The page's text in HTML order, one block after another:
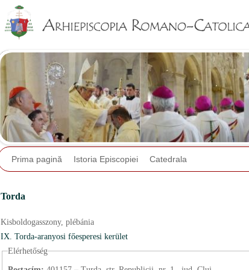
Prima pagină Istoria Episcopiei Catedrala
Torda
Kisboldogasszony, plébánia
IX. Torda-aranyosi főesperesi kerület
Elérhetőség